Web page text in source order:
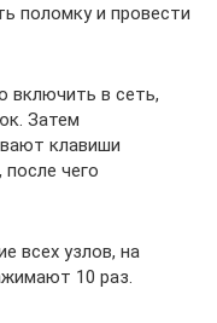
поломку и провести
включить в сеть,
Затем
клавиши
чего
всех узлов, на
10 раз.